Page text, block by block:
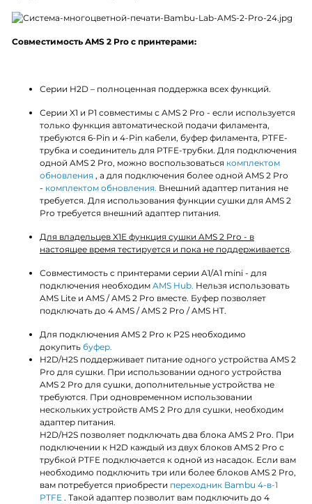
Совместимость AMS 2 Pro с принтерами:
Серии H2D – полноценная поддержка всех функций.
Серии X1 и P1 совместимы с AMS 2 Pro - если используется
только функция автоматической подачи филамента,
требуются 6-Pin и 4-Pin кабели, буфер филамента, PTFE-
трубка и соединитель для PTFE-трубки. Для подключения
одной AMS 2 Pro, можно воспользоваться комплектом
обновления , а для подключения более одной AMS 2 Pro
- комплектом обновления. Внешний адаптер питания не
требуется. Для использования функции сушки для AMS 2
Pro требуется внешний адаптер питания.
Для владельцев X1E функция сушки AMS 2 Pro - в
настоящее время тестируется и пока не поддерживается.
Совместимость c принтерами серии A1/A1 mini - для
подключения необходим AMS Hub. Нельзя использовать
AMS Lite и AMS / AMS 2 Pro вместе. Буфер позволяет
подключать до 4 AMS / AMS 2 Pro / AMS HT.
Для подключения AMS 2 Pro к P2S необходимо
докупить буфер.
H2D/H2S поддерживает питание одного устройства AMS 2
Pro для сушки. При использовании одного устройства
AMS 2 Pro для сушки, дополнительные устройства не
требуются. При одновременном использовании
нескольких устройств AMS 2 Pro для сушки, необходим
адаптер питания.
H2D/H2S позволяет подключать два блока AMS 2 Pro. При
подключении к H2D каждый из двух блоков AMS 2 Pro с
трубкой PTFE подключается к одной из насадок. Если вам
необходимо подключить три или более блоков AMS 2 Pro,
вам потребуется приобрести переходник Bambu 4-в-1
PTFE . Такой адаптер позволит вам подключить до 4